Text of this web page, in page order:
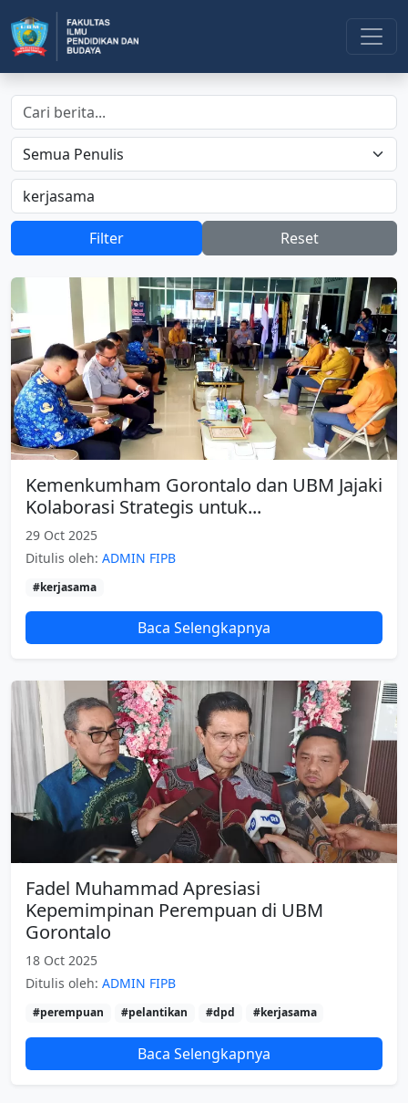
Filter Reset
Kemenkumham Gorontalo dan UBM Jajaki
Kolaborasi Strategis untuk...
29 Oct 2025
Ditulis oleh: ADMIN FIPB
#kerjasama
Baca Selengkapnya
Fadel Muhammad Apresiasi
Kepemimpinan Perempuan di UBM
Gorontalo
18 Oct 2025
Ditulis oleh: ADMIN FIPB
#perempuan #pelantikan #dpd #kerjasama
Baca Selengkapnya